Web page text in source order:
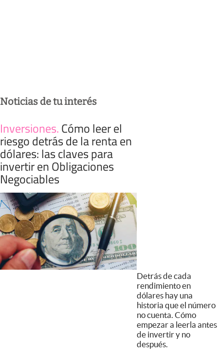
Noticias de tu interés
Inversiones.Cómo leer el
riesgo detrás de la renta en
dólares: las claves para
invertir en Obligaciones
Negociables
Detrás de cada
rendimiento en
dólares hay una
historia que el número
no cuenta. Cómo
empezar a leerla antes
de invertir y no
después.